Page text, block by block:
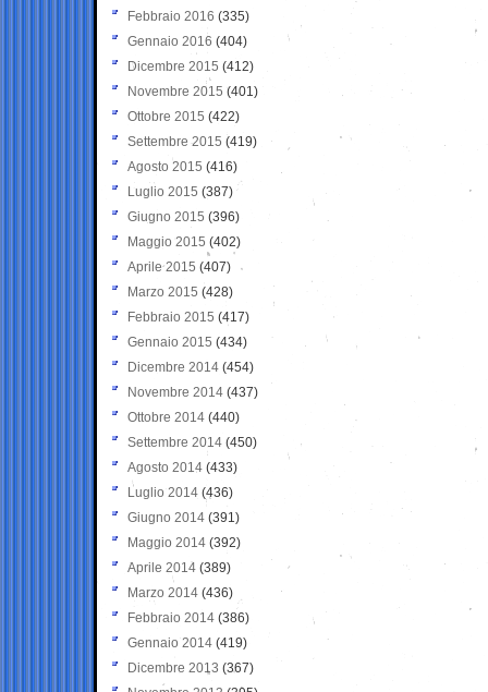
Febbraio 2016 (335)
Gennaio 2016 (404)
Dicembre 2015 (412)
Novembre 2015 (401)
Ottobre 2015 (422)
Settembre 2015 (419)
Agosto 2015 (416)
Luglio 2015 (387)
Giugno 2015 (396)
Maggio 2015 (402)
Aprile 2015 (407)
Marzo 2015 (428)
Febbraio 2015 (417)
Gennaio 2015 (434)
Dicembre 2014 (454)
Novembre 2014 (437)
Ottobre 2014 (440)
Settembre 2014 (450)
Agosto 2014 (433)
Luglio 2014 (436)
Giugno 2014 (391)
Maggio 2014 (392)
Aprile 2014 (389)
Marzo 2014 (436)
Febbraio 2014 (386)
Gennaio 2014 (419)
Dicembre 2013 (367)